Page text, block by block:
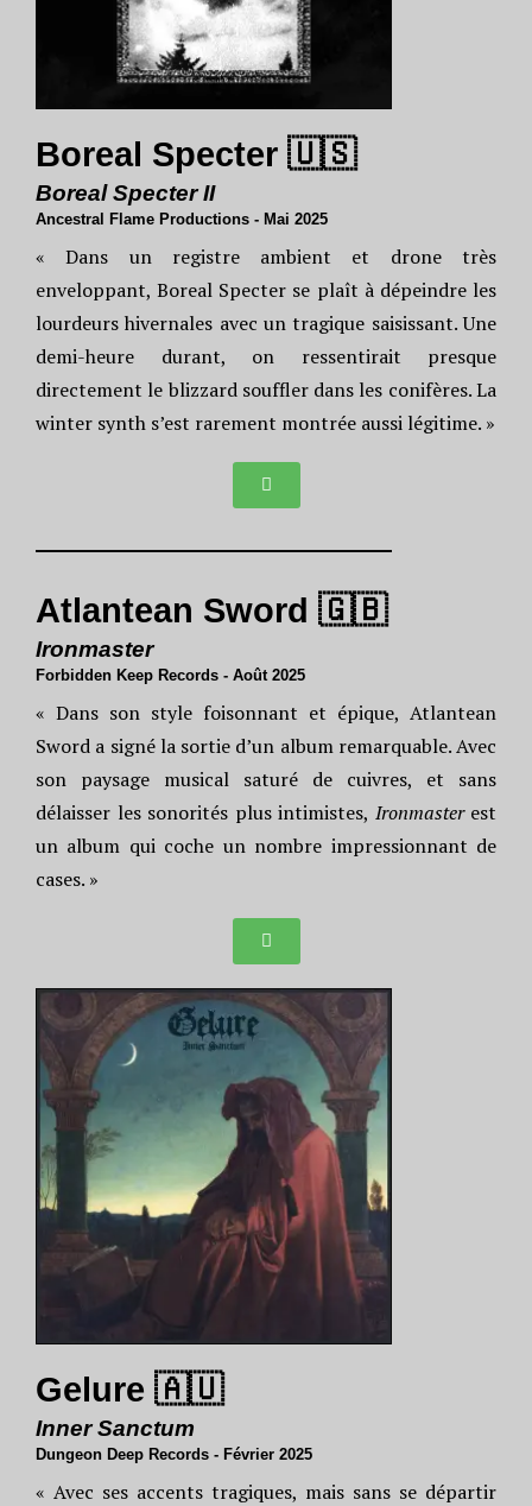
Boreal Specter 🇺🇸
Boreal Specter II
Ancestral Flame Productions - Mai 2025
« Dans un registre ambient et drone très
enveloppant, Boreal Specter se plaît à dépeindre les
lourdeurs hivernales avec un tragique saisissant. Une
demi-heure durant, on ressentirait presque
directement le blizzard souffler dans les conifères. La
winter synth s’est rarement montrée aussi légitime. »
Atlantean Sword 🇬🇧
Ironmaster
Forbidden Keep Records - Août 2025
« Dans son style foisonnant et épique, Atlantean
Sword a signé la sortie d’un album remarquable. Avec
son paysage musical saturé de cuivres, et sans
délaisser les sonorités plus intimistes, Ironmasterest
un album qui coche un nombre impressionnant de
cases. »
Gelure 🇦🇺
Inner Sanctum
Dungeon Deep Records - Février 2025
« Avec ses accents tragiques, mais sans se départir